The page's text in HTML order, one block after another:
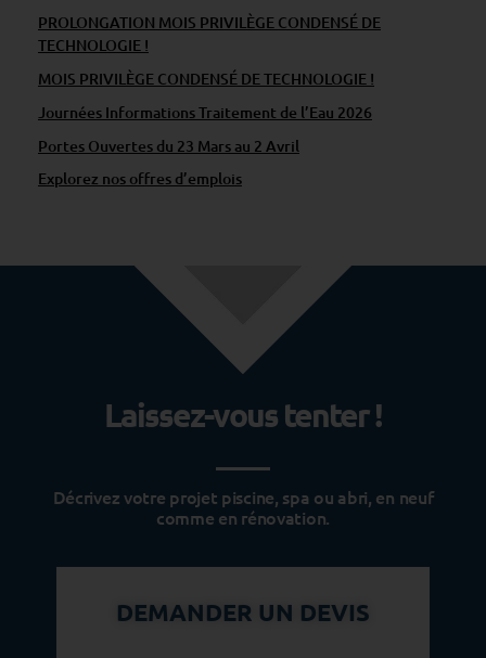
n
a
n
c
e
PROLONGATION MOIS PRIVILÈGE CONDENSÉ DE
TECHNOLOGIE !
MOIS PRIVILÈGE CONDENSÉ DE TECHNOLOGIE !
Journées Informations Traitement de l’Eau 2026
Portes Ouvertes du 23 Mars au 2 Avril
Explorez nos offres d’emplois
Laissez-vous tenter !
Décrivez votre projet piscine, spa ou abri, en neuf
comme en rénovation.
DEMANDER UN DEVIS